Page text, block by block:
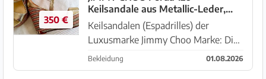
Absatzhöhe: hohe Absätze ca. 12 cm
Ab...
350 €
Keilsandale aus Metallic-Leder,
Größe 38
Keilsandalen (Espadrilles) der
Luxusmarke Jimmy Choo Marke: Die
Marke Jimmy Choo ist auf der
Innensohle und am Absatz sichtbar.
Bekleidung 01.08.2026